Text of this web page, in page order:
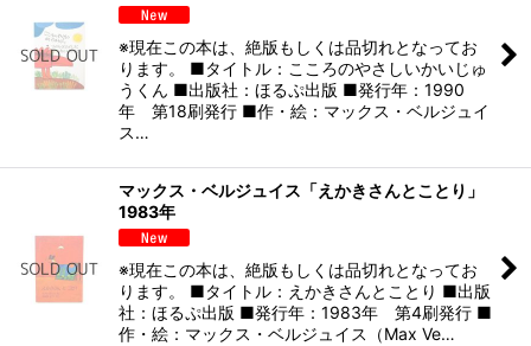
※現在この本は、絶版もしくは品切れとなってお
ります。 ■タイトル：こころのやさしいかいじゅ
うくん ■出版社：ほるぷ出版 ■発行年：1990
年 第18刷発行 ■作・絵：マックス・ベルジュイ
ス…
マックス・ベルジュイス「えかきさんとことり」
1983年
※現在この本は、絶版もしくは品切れとなってお
ります。 ■タイトル：えかきさんとことり ■出版
社：ほるぷ出版 ■発行年：1983年 第4刷発行 ■
作・絵：マックス・ベルジュイス（Max Ve…